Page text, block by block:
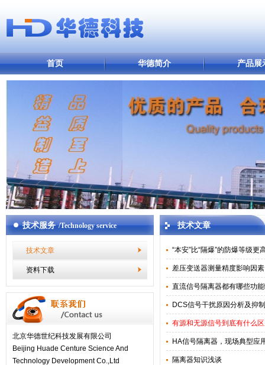
首页 华德简介 产品展
技术服务 /Technology service
技术文章
资料下载
北京华德世纪科技发展有限公司
Beijing Huade Centure Science And
Technology Development Co.,Ltd
技术文章
“本安”比“隔爆”的防爆等级更
差压变送器测量精度影响因素
直流信号隔离器都有哪些功
DCS信号干扰原因分析及抑制
有源和无源信号到底有什么
HA信号隔离器，现场典型应
隔离器知识浅谈